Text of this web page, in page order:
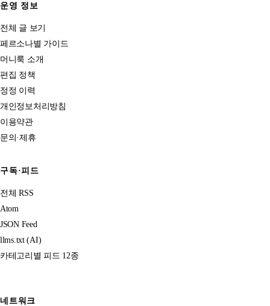
운영 정보
전체 글 보기
페르소나별 가이드
머니룩 소개
편집 정책
정정 이력
개인정보처리방침
이용약관
문의·제휴
구독·피드
전체 RSS
Atom
JSON Feed
llms.txt (AI)
카테고리별 피드 12종
네트워크